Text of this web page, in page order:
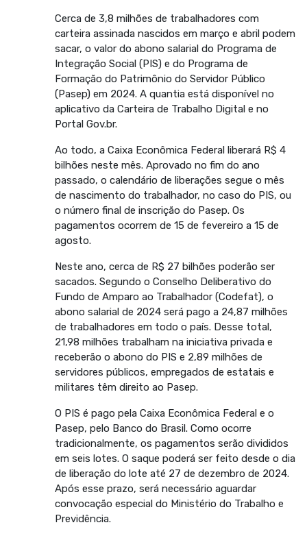
Cerca de 3,8 milhões de trabalhadores com
carteira assinada nascidos em março e abril podem
sacar, o valor do abono salarial do Programa de
Integração Social (PIS) e do Programa de
Formação do Patrimônio do Servidor Público
(Pasep) em 2024. A quantia está disponível no
aplicativo da Carteira de Trabalho Digital e no
Portal Gov.br.
Ao todo, a Caixa Econômica Federal liberará R$ 4
bilhões neste mês. Aprovado no fim do ano
passado, o calendário de liberações segue o mês
de nascimento do trabalhador, no caso do PIS, ou
o número final de inscrição do Pasep. Os
pagamentos ocorrem de 15 de fevereiro a 15 de
agosto.
Neste ano, cerca de R$ 27 bilhões poderão ser
sacados. Segundo o Conselho Deliberativo do
Fundo de Amparo ao Trabalhador (Codefat), o
abono salarial de 2024 será pago a 24,87 milhões
de trabalhadores em todo o país. Desse total,
21,98 milhões trabalham na iniciativa privada e
receberão o abono do PIS e 2,89 milhões de
servidores públicos, empregados de estatais e
militares têm direito ao Pasep.
O PIS é pago pela Caixa Econômica Federal e o
Pasep, pelo Banco do Brasil. Como ocorre
tradicionalmente, os pagamentos serão divididos
em seis lotes. O saque poderá ser feito desde o dia
de liberação do lote até 27 de dezembro de 2024.
Após esse prazo, será necessário aguardar
convocação especial do Ministério do Trabalho e
Previdência.